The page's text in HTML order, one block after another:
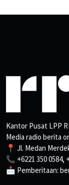
Kantor Pusat LPP
Media radio berita
📍 Jl. Medan
📞 +6221 350 0584,
📩 Pemberitaan: